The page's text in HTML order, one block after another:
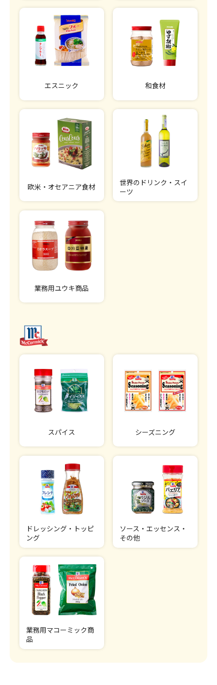
エスニック 和食材
欧米・オセアニア食材
世界のドリンク・スイ
ーツ
業務用ユウキ商品
スパイス シーズニング
ドレッシング・トッピ
ング
ソース・エッセンス・
その他
業務用マコーミック商
品